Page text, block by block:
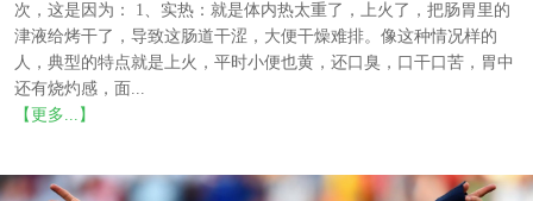
次，这是因为： 1、实热：就是体内热太重了，上火了，把肠胃里的
津液给烤干了，导致这肠道干涩，大便干燥难排。像这种情况样的
人，典型的特点就是上火，平时小便也黄，还口臭，口干口苦，胃中
还有烧灼感，面...
【更多...】